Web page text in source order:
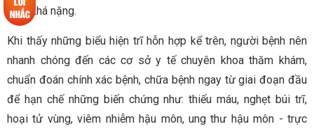
triển khá nặng.
Khi thấy những biểu hiện trĩ hỗn hợp kể trên, người bệnh nên
nhanh chóng đến các cơ sở y tế chuyên khoa thăm khám,
chuẩn đoán chính xác bệnh, chữa bệnh ngay từ giai đoạn đầu
để hạn chế những biến chứng như: thiếu máu, nghẹt búi trĩ,
hoại tử vùng, viêm nhiễm hậu môn, ung thư hậu môn - trực